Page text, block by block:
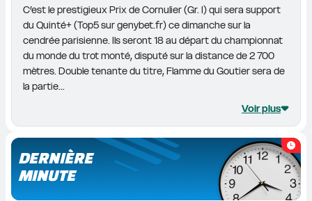
C’est le prestigieux Prix de Cornulier (Gr. I) qui sera support
du Quinté+ (Top5 sur genybet.fr) ce dimanche sur la
cendrée parisienne. Ils seront 18 au départ du championnat
du monde du trot monté, disputé sur la distance de 2 700
mètres. Double tenante du titre, Flamme du Goutier sera de
la partie...
Voir plus
DERNIÈRE
MINUTE